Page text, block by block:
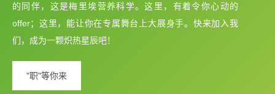
的同伴，这是梅里埃营养科学。这里，有着令你心动的
offer；这里，能让你在专属舞台上大展身手。快来加入我
们，成为一颗炽热星辰吧！
"职"等你来